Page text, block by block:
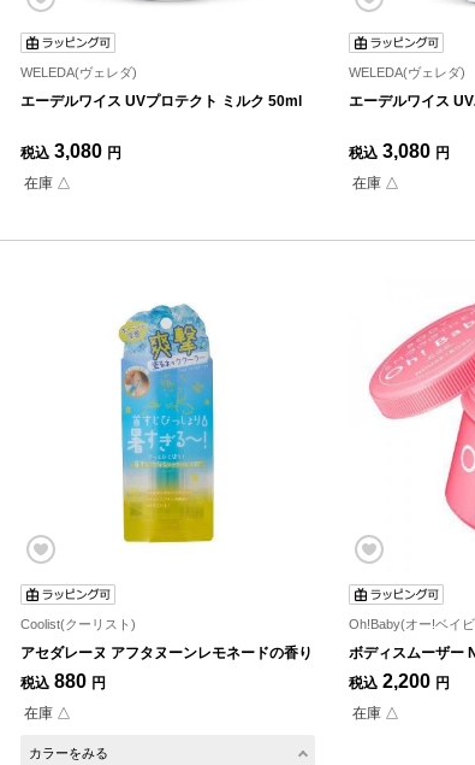
WELEDA(ヴェレダ)
エーデルワイス UVプロテクト ミルク 50ml
税込 3,080 円
在庫 △
WELEDA(ヴェレダ)
エーデルワイス
税込 3,080 円
在庫 △
Coolist(クーリスト)
アセダレーヌ アフタヌーンレモネードの香り
税込 880 円
在庫 △
カラーをみる
Oh!Baby(オー!ベイ
ボディスムーザー
税込 2,200 円
在庫 △